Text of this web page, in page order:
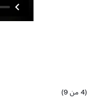
(4 من 9)